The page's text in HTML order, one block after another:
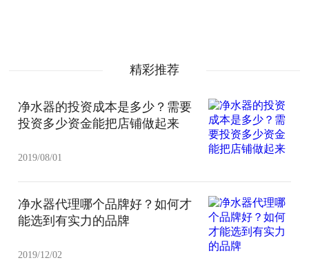
精彩推荐
净水器的投资成本是多少？需要
投资多少资金能把店铺做起来
2019/08/01
净水器代理哪个品牌好？如何才
能选到有实力的品牌
2019/12/02